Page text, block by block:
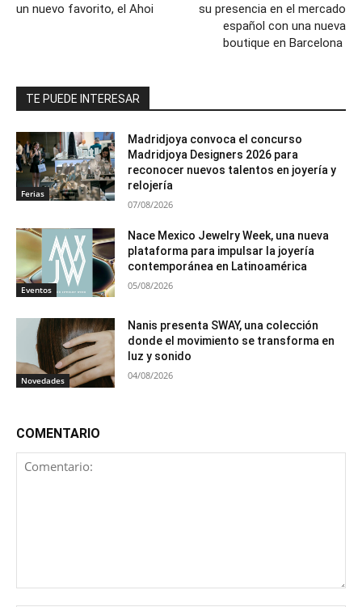
un nuevo favorito, el Ahoi
su presencia en el mercado
español con una nueva
boutique en Barcelona
TE PUEDE INTERESAR
Ferias
Madridjoya convoca el concurso
Madridjoya Designers 2026 para
reconocer nuevos talentos en joyería y
relojería
07/08/2026
Eventos
Nace Mexico Jewelry Week, una nueva
plataforma para impulsar la joyería
contemporánea en Latinoamérica
05/08/2026
Novedades
Nanis presenta SWAY, una colección
donde el movimiento se transforma en
luz y sonido
04/08/2026
COMENTARIO